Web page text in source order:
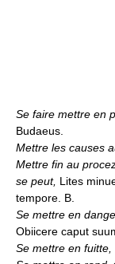
Se faire mettre en
Budaeus.
Mettre les causes
Mettre fin au
se peut, Lites
tempore. B.
Se mettre en
Obiicere caput
Se mettre en fuitte,